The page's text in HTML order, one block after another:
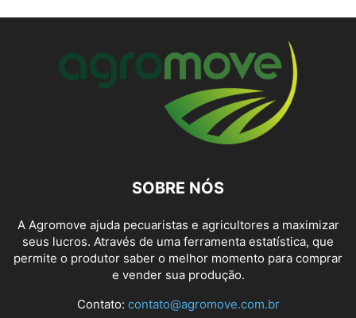
SOBRE NÓS
A Agromove ajuda pecuaristas e agricultores a maximizar
seus lucros. Através de uma ferramenta estatística, que
permite o produtor saber o melhor momento para comprar
e vender sua produção.
Contato: contato@agromove.com.br